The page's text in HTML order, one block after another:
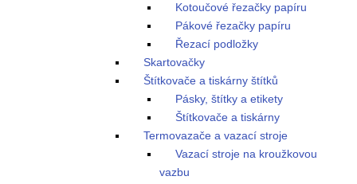
Kotoučové řezačky papíru
Pákové řezačky papíru
Řezací podložky
Skartovačky
Štítkovače a tiskárny štítků
Pásky, štítky a etikety
Štítkovače a tiskárny
Termovazače a vazací stroje
Vazací stroje na kroužkovou
vazbu